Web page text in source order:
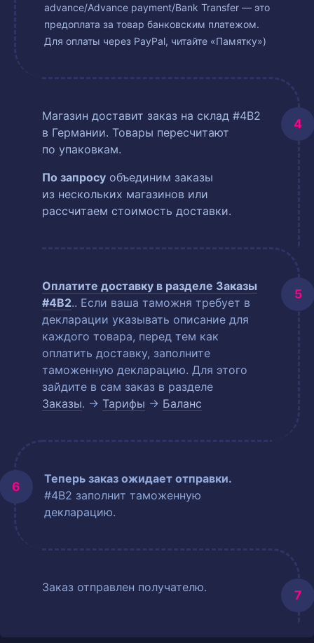
advance/Advance payment/Bank Transfer — это
предоплата за товар банковским платежом.
Для оплаты через PayPal, читайте «Памятку»)
Магазин доставит заказ на склад #4B2
в Германии. Товары пересчитают
по упаковкам.
По запросу объединим заказы
из нескольких магазинов или
рассчитаем стоимость доставки.
Оплатите доставку в разделе Заказы
#4B2.. Если ваша таможня требует в
декларации указывать описание для
каждого товара, перед тем как
оплатить доставку, заполните
таможенную декларацию. Для этого
зайдите в сам заказ в разделе
Заказы. → Тарифы → Баланс
Теперь заказ ожидает отправки.
#4B2 заполнит таможенную
декларацию.
Заказ отправлен получателю.